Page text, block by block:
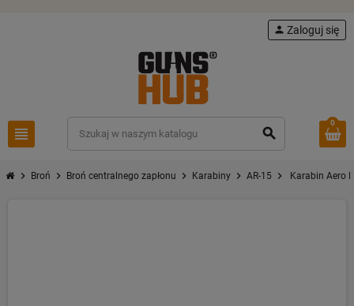
view_headline search
person Zaloguj się
0
chevron_right Broń chevron_right Broń centralnego zapłonu chevron_right Karabiny chevron_right AR-15 chevron_right Karabin Aero